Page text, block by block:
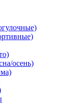
осень)